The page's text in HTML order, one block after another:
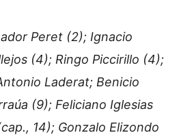
Peret (2); Ignacio
(4); Ringo Piccirillo (4);
Laderat; Benicio
(9); Feliciano Iglesias
14); Gonzalo Elizondo